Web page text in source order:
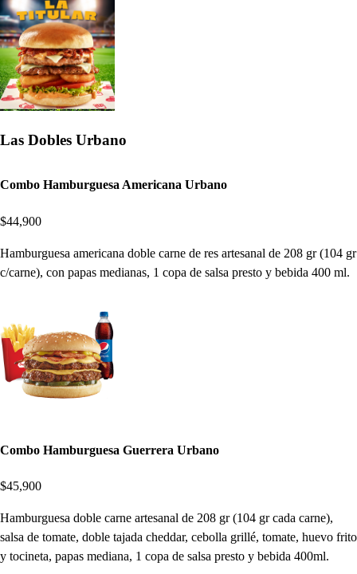
Las Dobles Urbano
Combo Hamburguesa Americana Urbano
$44,900
Hamburguesa americana doble carne de res artesanal de 208 gr (104 gr
c/carne), con papas medianas, 1 copa de salsa presto y bebida 400 ml.
Combo Hamburguesa Guerrera Urbano
$45,900
Hamburguesa doble carne artesanal de 208 gr (104 gr cada carne),
salsa de tomate, doble tajada cheddar, cebolla grillé, tomate, huevo frito
y tocineta, papas mediana, 1 copa de salsa presto y bebida 400ml.